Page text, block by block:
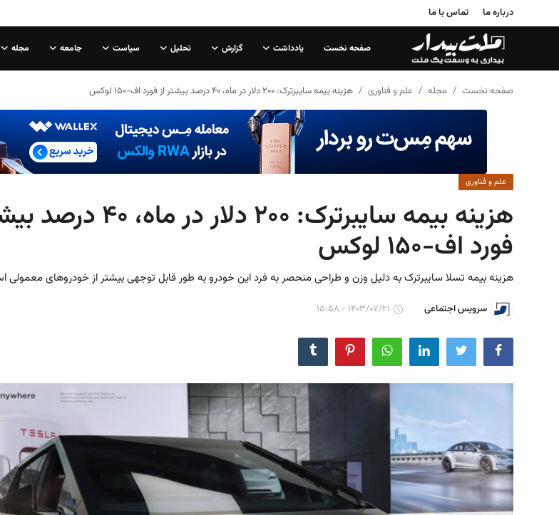
درباره ما تماس با ما
صفحه نخست یادداشت گزارش تحلیل سیاست جامعه مجله
صفحه نخست
سیاست
فارسی
صفحه نخست مجله علم و فناوری هزینه بیمه سایبرترک: ۲۰۰ دلار در ماه، ۴۰ درصد بیشتر از فورد اف-۱۵۰ لوکس
علم و فناوری
هزینه بیمه سایبرترک: ۲۰۰ دلار در
فورد اف-۱۵۰ لوکس
هزینه بیمه تسلا سایبرترک به دلیل وزن و طراحی منحصر به فرد این خودرو به طور قابل توجهی بیشتر از خودروهای معمولی
سرویس اجتماعی ۱۴۰۳/۰۷/۲۱ - ۱۵:۵۸